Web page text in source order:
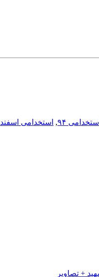
استخدامی ۹۴ , استخدامی اسفند